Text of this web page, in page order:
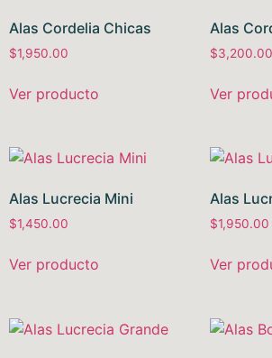
Alas Cordelia Chicas
$1,950.00
Ver producto
Alas
$3,200.00
Ver
Alas Lucrecia Mini
$1,450.00
Ver producto
Alas
$1,950.00
Ver